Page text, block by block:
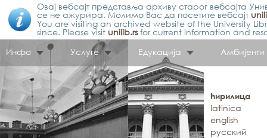
Овај вебсајт представља архиву старог вебсајта
се не ажурира. Молимо Вас да посетите вебсајт
You are visiting an archived website of the University
since. Please visit unilib.rsfor current information and
Инфо
Услуге Едукација Амбијенти
ћирилица
latinica
english
русский